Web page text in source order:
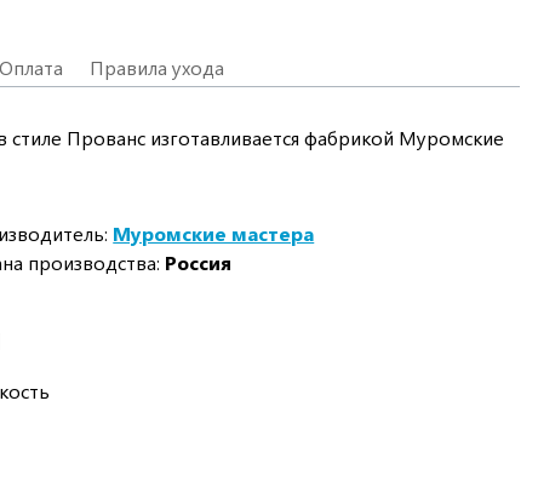
Оплата Правила ухода
Прованс изготавливается фабрикой Муромские
Муромские мастера
производства: Россия